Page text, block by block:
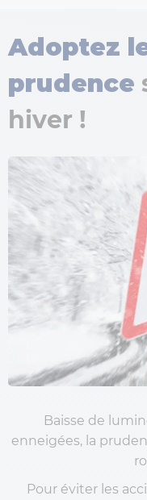
Adoptez
prudence
hiver !
Baisse de
enneigées, la
Pour éviter les